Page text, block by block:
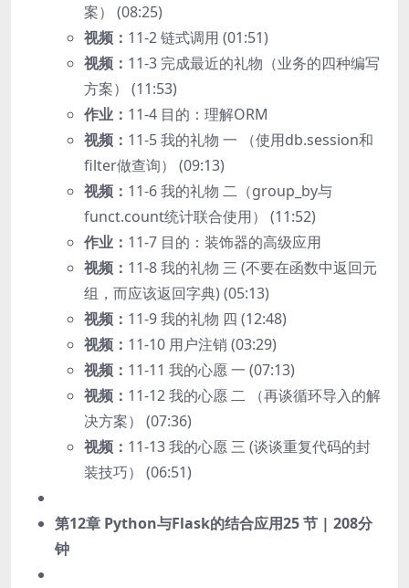
案） (08:25)
视频： 11-2 链式调用 (01:51)
视频： 11-3 完成最近的礼物（业务的四种编写
方案） (11:53)
作业： 11-4 目的：理解ORM
视频： 11-5 我的礼物 一 （使用db.session和
filter做查询） (09:13)
视频： 11-6 我的礼物 二（group_by与
funct.count统计联合使用） (11:52)
作业： 11-7 目的：装饰器的高级应用
视频： 11-8 我的礼物 三 (不要在函数中返回元
组，而应该返回字典) (05:13)
视频： 11-9 我的礼物 四 (12:48)
视频： 11-10 用户注销 (03:29)
视频： 11-11 我的心愿 一 (07:13)
视频： 11-12 我的心愿 二 （再谈循环导入的解
决方案） (07:36)
视频： 11-13 我的心愿 三 (谈谈重复代码的封
装技巧） (06:51)
第12章 Python与Flask的结合应用25 节 | 208分
钟